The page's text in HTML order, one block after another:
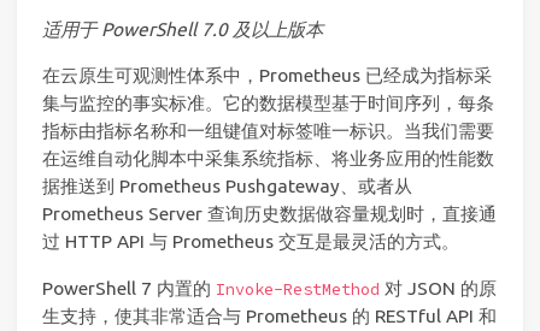
适用于 PowerShell 7.0 及以上版本
在云原生可观测性体系中，Prometheus 已经成为指标采
集与监控的事实标准。它的数据模型基于时间序列，每条
指标由指标名称和一组键值对标签唯一标识。当我们需要
在运维自动化脚本中采集系统指标、将业务应用的性能数
据推送到 Prometheus Pushgateway、或者从
Prometheus Server 查询历史数据做容量规划时，直接通
过 HTTP API 与 Prometheus 交互是最灵活的方式。
PowerShell 7 内置的 Invoke-RestMethod 对 JSON 的原
生支持，使其非常适合与 Prometheus 的 RESTful API 和